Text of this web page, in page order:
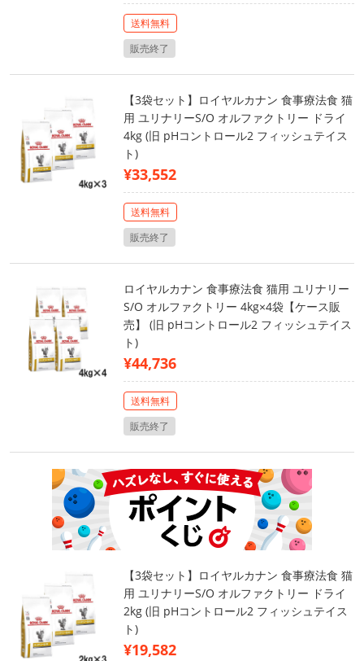
送料無料
販売終了
【3袋セット】ロイヤルカナン 食事療法食 猫
用 ユリナリーS/O オルファクトリー ドライ
4kg (旧 pHコントロール2 フィッシュテイス
ト)
¥33,552
送料無料
販売終了
ロイヤルカナン 食事療法食 猫用 ユリナリー
S/O オルファクトリー 4kg×4袋【ケース販
売】 (旧 pHコントロール2 フィッシュテイス
ト)
¥44,736
送料無料
販売終了
【3袋セット】ロイヤルカナン 食事療法食 猫
用 ユリナリーS/O オルファクトリー ドライ
2kg (旧 pHコントロール2 フィッシュテイス
ト)
¥19,582